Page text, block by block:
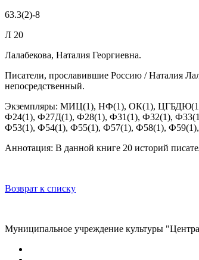
63.3(2)-8
Л 20
Лалабекова, Наталия Георгиевна.
Писатели, прославившие Россию / Наталия
непосредственный.
Экземпляры: МИЦ(1), НФ(1), ОК(1),
Ф24(1), Ф27Д(1), Ф28(1), Ф31(1), Ф32(1),
Ф53(1), Ф54(1), Ф55(1), Ф57(1), Ф58(1),
Аннотация: В данной книге 20 историй
Возврат к списку
Муниципальное учреждение культуры